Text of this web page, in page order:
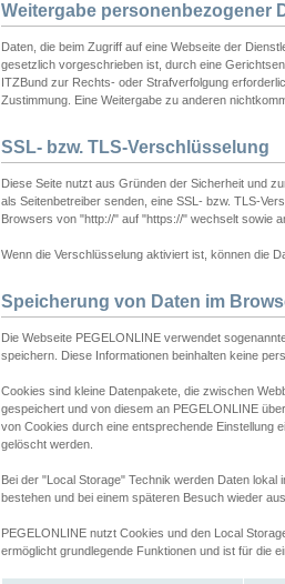
Weitergabe personenbezogener
Daten, die beim Zugriff auf eine Webseite der
gesetzlich vorgeschrieben ist, durch eine
ITZBund zur Rechts- oder Strafverfolgung
Zustimmung. Eine Weitergabe zu anderen
SSL- bzw. TLS-Verschlüsselung
Diese Seite nutzt aus Gründen der Sicherheit und
als Seitenbetreiber senden, eine SSL- bzw. TLS-
Browsers von "http://" auf "https://" wechselt sowie
Wenn die Verschlüsselung aktiviert ist, können die
Speicherung von Daten im
Die Webseite PEGELONLINE verwendet
speichern. Diese Informationen beinhalten keine
Cookies sind kleine Datenpakete, die zwischen
gespeichert und von diesem an PEGELONLINE
von Cookies durch eine entsprechende Einstellung
gelöscht werden.
Bei der "Local Storage" Technik werden Daten
bestehen und bei einem späteren Besuch wieder
PEGELONLINE nutzt Cookies und den Local
ermöglicht grundlegende Funktionen und ist für die